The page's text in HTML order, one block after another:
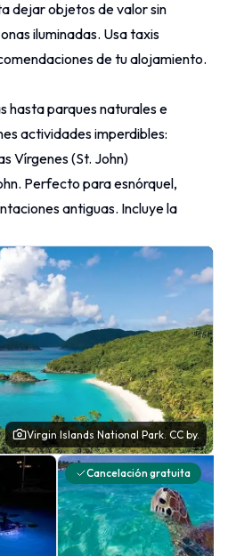
dejar objetos de valor sin
iluminadas. Usa taxis
de tu alojamiento.
hasta parques naturales e
actividades imperdibles:
Vírgenes (St. John)
Perfecto para esnórquel,
antiguas. Incluye la
Virgin Islands National Park. CC by.
Cancelación gratuita